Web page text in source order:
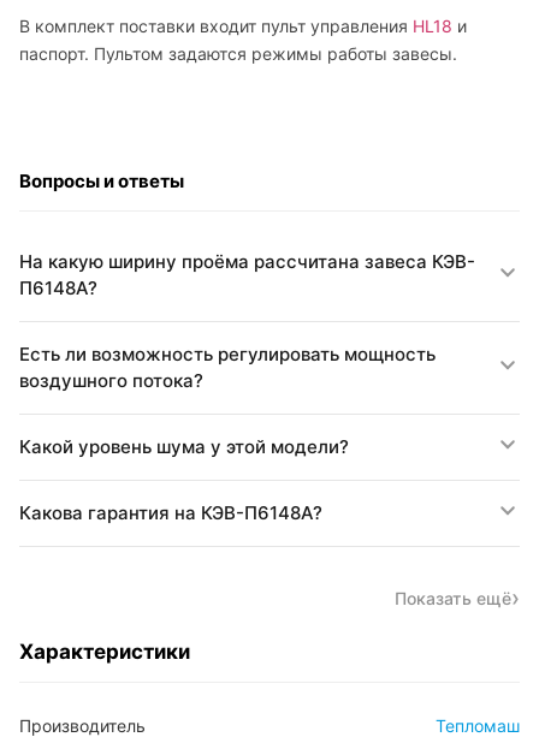
В комплект поставки входит пульт управления HL18 и
паспорт. Пультом задаются режимы работы завесы.
Вопросы и ответы
На какую ширину проёма рассчитана завеса КЭВ-
П6148A?
Есть ли возможность регулировать мощность
воздушного потока?
Какой уровень шума у этой модели?
Какова гарантия на КЭВ-П6148A?
Показать ещё
Характеристики
Производитель Тепломаш